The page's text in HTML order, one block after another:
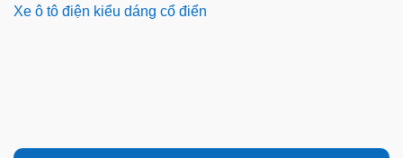
Xe ô tô điện kiểu dáng cổ điển